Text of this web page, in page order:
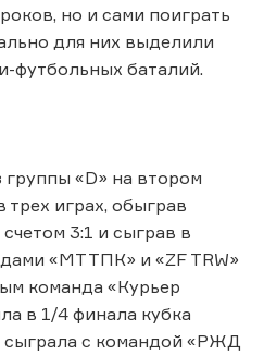
но и сами поиграть
для них выделили
футбольных баталий.
«D» на втором
трех играх, обыграв
3:1 и сыграв в
«МТТПК» и «ZF TRW»
команда «Курьер
в 1/4 финала кубка
сыграла с командой «РЖД